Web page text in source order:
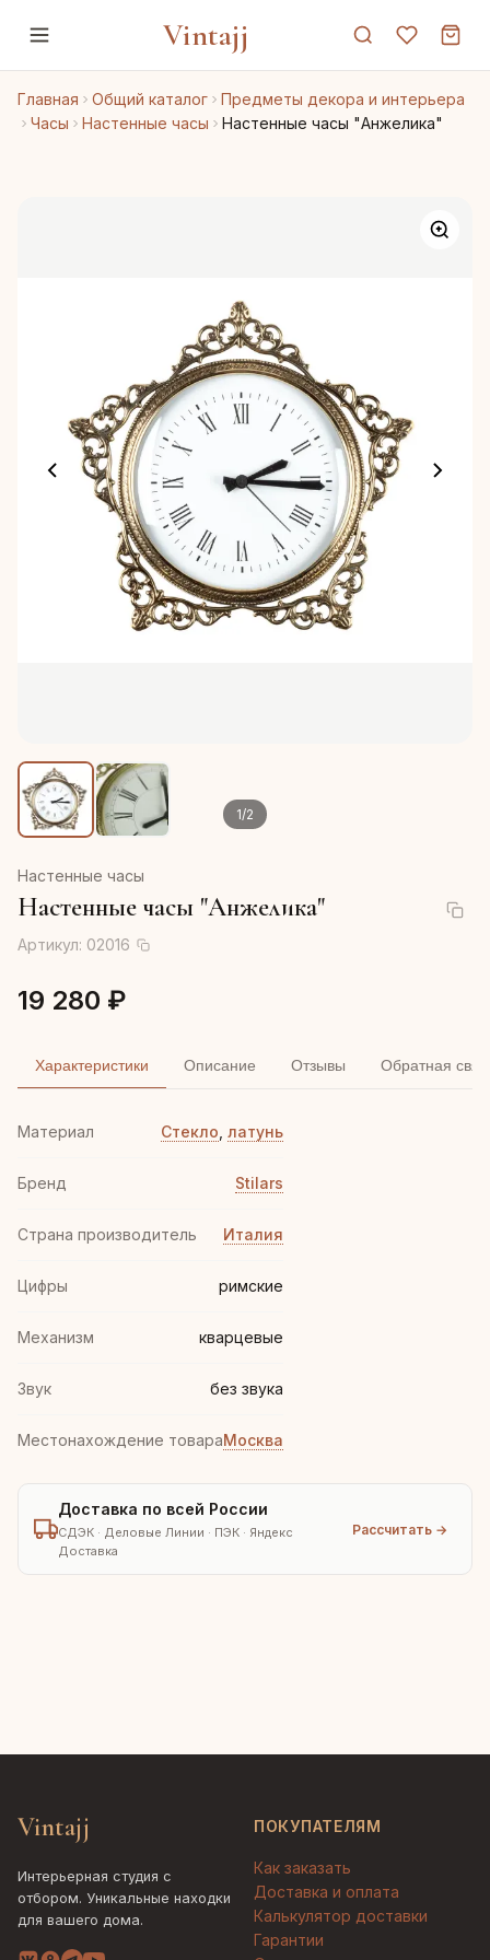
Vintajj
Главная Общий каталог
Предметы декора и интерьера
Часы
Настенные часы Настенные часы "Анжелика"
1/2
Настенные часы
Настенные часы "Анжелика"
Артикул: 02016
19 280 ₽
Характеристики Описание Отзывы Обратная
Материал Стекло латунь
Бренд Stilars
Страна производитель Италия
Цифры римские
Механизм кварцевые
Звук без звука
Местонахождение товараМосква
Доставка по всей России
СДЭК · Деловые Линии · ПЭК · Яндекс
Доставка
Рассчитать →
Vintajj
Интерьерная студия с
отбором. Уникальные находки
для вашего дома.
ПОКУПАТЕЛЯМ
Как заказать
Доставка и оплата
Калькулятор доставки
Гарантии